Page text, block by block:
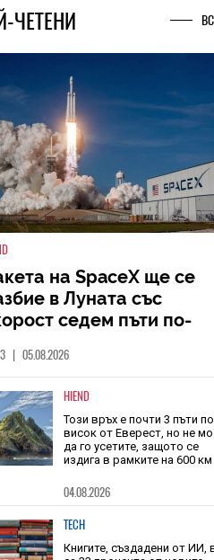
ЧЕТЕНИ
на SpaceX ще се
в Луната със
от скоростта на
| 05.08.2026
HIEND
Този връх е почти 3 пъти по-
да го усетите, защото се
издига в рамките на 600 км
04.08.2026